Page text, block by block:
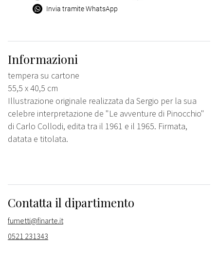
Invia tramite WhatsApp
Informazioni
tempera su cartone
55,5 x 40,5 cm
Illustrazione originale realizzata da Sergio per la sua
celebre interpretazione de "Le avventure di Pinocchio"
di Carlo Collodi, edita tra il 1961 e il 1965. Firmata,
datata e titolata.
Contatta il dipartimento
fumetti@finarte.it
0521 231343